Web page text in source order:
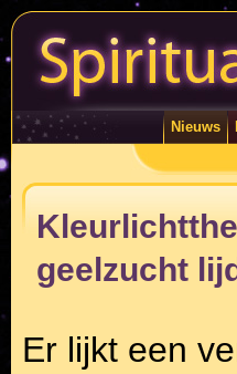
Nieuws
geelzucht
Er lijkt een